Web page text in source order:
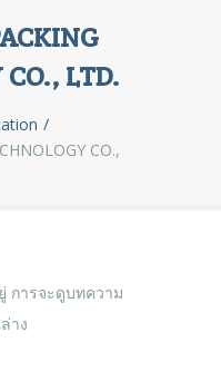
LTD.
CO.,
การจะดูบทความ
าง